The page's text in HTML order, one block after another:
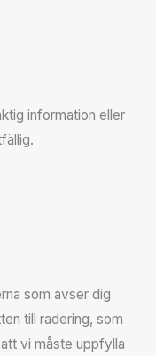
information eller
som avser dig
till radering, som
vi måste uppfylla